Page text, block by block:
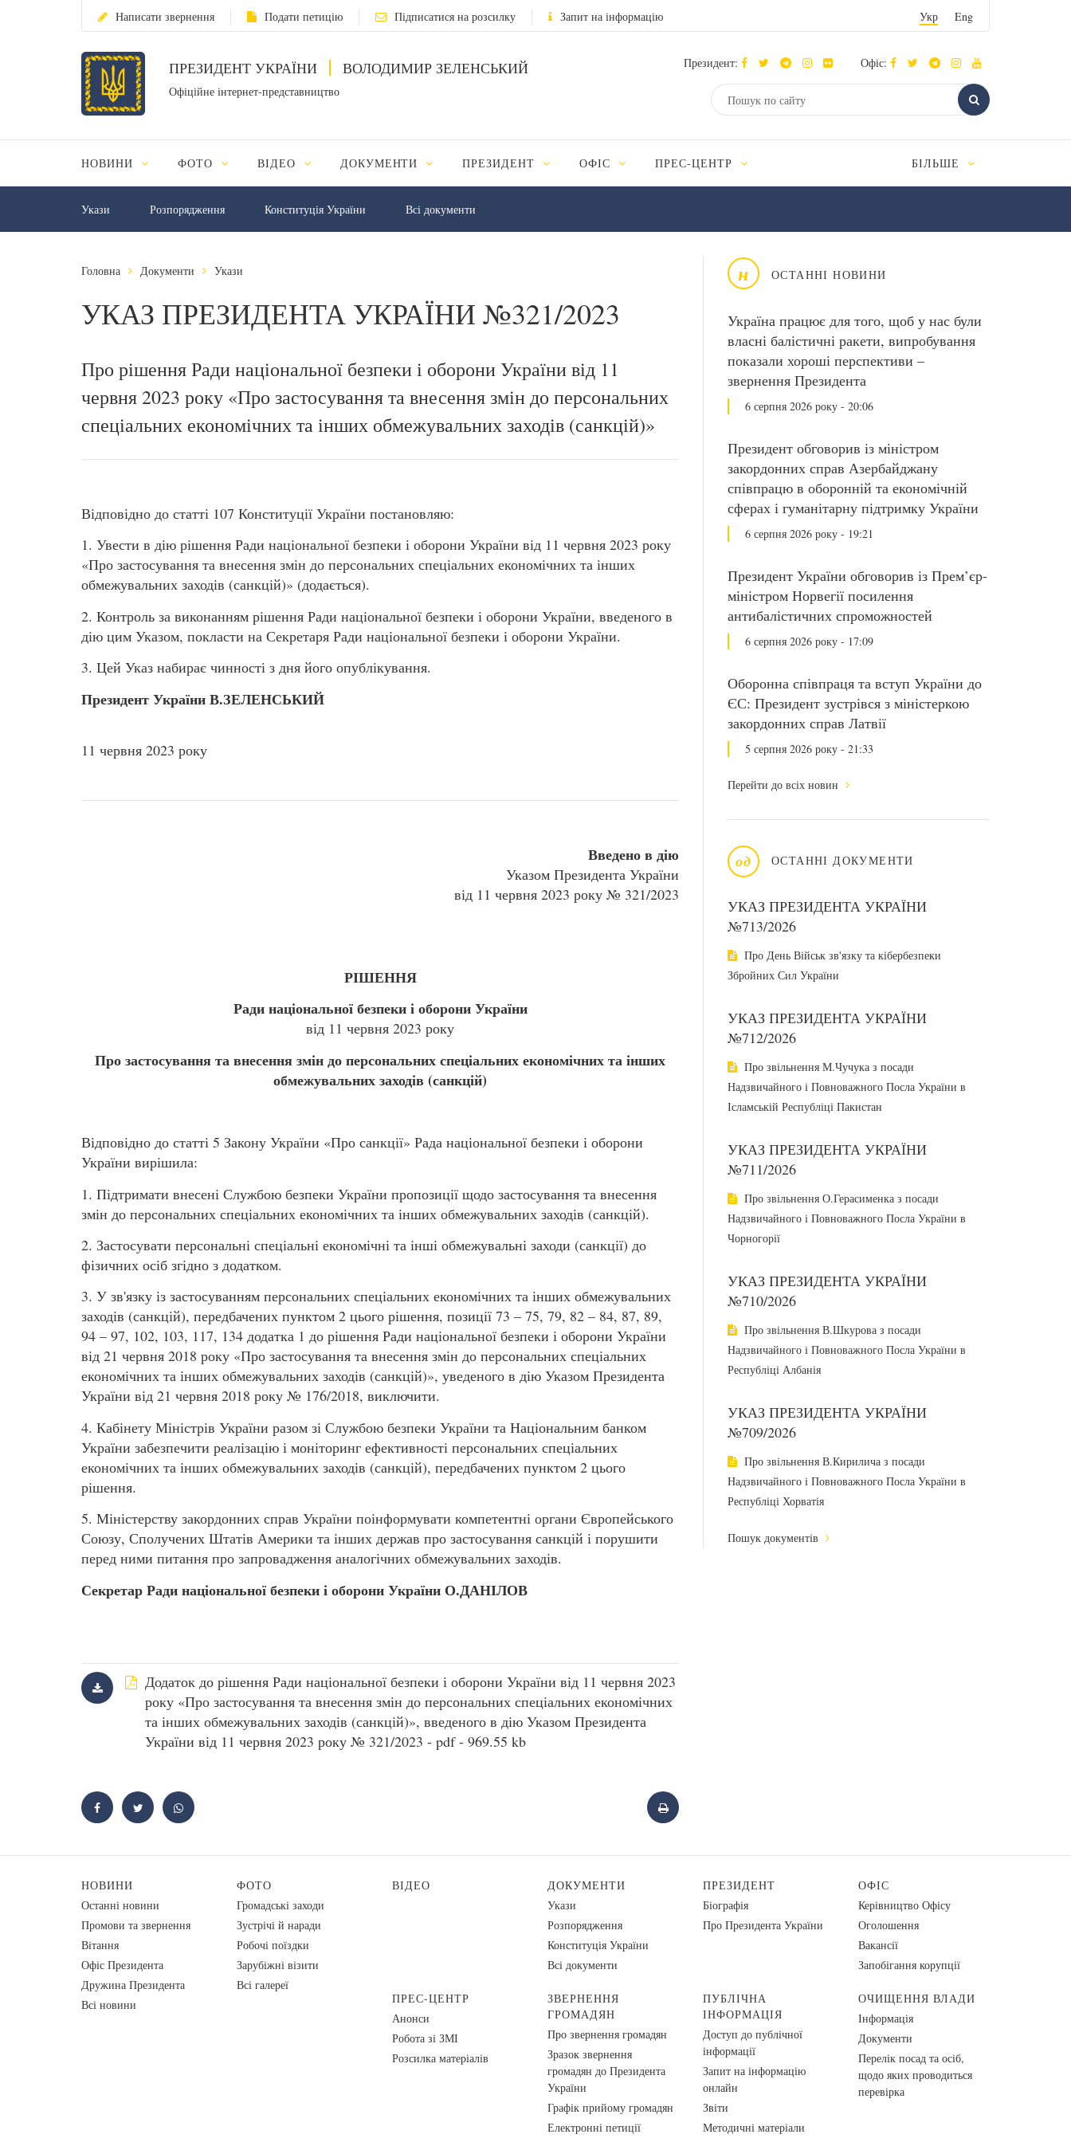
Написати звернення Подати петицію Підписатися на розсилку Запит на інформацію Укр Eng
ПРЕЗИДЕНТ УКРАЇНИ ВОЛОДИМИР ЗЕЛЕНСЬКИЙ
Офіційне інтернет-представництво
Президент: Офіс:
НОВИНИ ФОТО ВІДЕО ДОКУМЕНТИ ПРЕЗИДЕНТ ОФІС ПРЕС-ЦЕНТР БІЛЬШЕ
Укази Розпорядження Конституція України Всі документи
н ОСТАННІ НОВИНИ
Україна працює для того, щоб у нас були
власні балістичні ракети, випробування
показали хороші перспективи –
звернення Президента
6 серпня 2026 року - 20:06
Президент обговорив із міністром
закордонних справ Азербайджану
співпрацю в оборонній та економічній
сферах і гуманітарну підтримку України
6 серпня 2026 року - 19:21
Президент України обговорив із Прем’єр-
міністром Норвегії посилення
антибалістичних спроможностей
6 серпня 2026 року - 17:09
Оборонна співпраця та вступ України до
ЄС: Президент зустрівся з міністеркою
закордонних справ Латвії
5 серпня 2026 року - 21:33
Перейти до всіх новин
од ОСТАННІ ДОКУМЕНТИ
УКАЗ ПРЕЗИДЕНТА УКРАЇНИ
№713/2026
Про День Військ зв'язку та кібербезпеки
Збройних Сил України
УКАЗ ПРЕЗИДЕНТА УКРАЇНИ
№712/2026
Про звільнення М.Чучука з посади
Надзвичайного і Повноважного Посла України в
Ісламській Республіці Пакистан
УКАЗ ПРЕЗИДЕНТА УКРАЇНИ
№711/2026
Про звільнення О.Герасименка з посади
Надзвичайного і Повноважного Посла України в
Чорногорії
УКАЗ ПРЕЗИДЕНТА УКРАЇНИ
№710/2026
Про звільнення В.Шкурова з посади
Надзвичайного і Повноважного Посла України в
Республіці Албанія
УКАЗ ПРЕЗИДЕНТА УКРАЇНИ
№709/2026
Про звільнення В.Кирилича з посади
Надзвичайного і Повноважного Посла України в
Республіці Хорватія
Пошук документів
Головна Документи Укази
УКАЗ ПРЕЗИДЕНТА УКРАЇНИ №321/2023
Про рішення Ради національної безпеки і оборони України від 11
червня 2023 року «Про застосування та внесення змін до персональних
спеціальних економічних та інших обмежувальних заходів (санкцій)»
Відповідно до статті 107 Конституції України постановляю:
1. Увести в дію рішення Ради національної безпеки і оборони України від 11 червня 2023 року
«Про застосування та внесення змін до персональних спеціальних економічних та інших
обмежувальних заходів (санкцій)» (додається).
2. Контроль за виконанням рішення Ради національної безпеки і оборони України, введеного в
дію цим Указом, покласти на Секретаря Ради національної безпеки і оборони України.
3. Цей Указ набирає чинності з дня його опублікування.
Президент України В.ЗЕЛЕНСЬКИЙ
11 червня 2023 року
Введено в дію
Указом Президента України
від 11 червня 2023 року № 321/2023
РІШЕННЯ
Ради національної безпеки і оборони України
від 11 червня 2023 року
Про застосування та внесення змін до персональних спеціальних економічних та інших
обмежувальних заходів (санкцій)
Відповідно до статті 5 Закону України «Про санкції» Рада національної безпеки і оборони
України вирішила:
1. Підтримати внесені Службою безпеки України пропозиції щодо застосування та внесення
змін до персональних спеціальних економічних та інших обмежувальних заходів (санкцій).
2. Застосувати персональні спеціальні економічні та інші обмежувальні заходи (санкції) до
фізичних осіб згідно з додатком.
3. У зв'язку із застосуванням персональних спеціальних економічних та інших обмежувальних
заходів (санкцій), передбачених пунктом 2 цього рішення, позиції 73 – 75, 79, 82 – 84, 87, 89,
94 – 97, 102, 103, 117, 134 додатка 1 до рішення Ради національної безпеки і оборони України
від 21 червня 2018 року «Про застосування та внесення змін до персональних спеціальних
економічних та інших обмежувальних заходів (санкцій)», уведеного в дію Указом Президента
України від 21 червня 2018 року № 176/2018, виключити.
4. Кабінету Міністрів України разом зі Службою безпеки України та Національним банком
України забезпечити реалізацію і моніторинг ефективності персональних спеціальних
економічних та інших обмежувальних заходів (санкцій), передбачених пунктом 2 цього
рішення.
5. Міністерству закордонних справ України поінформувати компетентні органи Європейського
Союзу, Сполучених Штатів Америки та інших держав про застосування санкцій і порушити
перед ними питання про запровадження аналогічних обмежувальних заходів.
Секретар Ради національної безпеки і оборони України О.ДАНІЛОВ
Додаток до рішення Ради національної безпеки і оборони України від 11 червня 2023
року «Про застосування та внесення змін до персональних спеціальних економічних
та інших обмежувальних заходів (санкцій)», введеного в дію Указом Президента
України від 11 червня 2023 року № 321/2023 - pdf - 969.55 kb
НОВИНИ
Останні новини
Промови та звернення
Вiтання
Офіс Президента
Дружина Президента
Всі новини
ФОТО
Громадські заходи
Зустрічі й наради
Робочі поїздки
Зарубіжні візити
Всі галереї
ВІДЕО
ДОКУМЕНТИ
Укази
Розпорядження
Конституція України
Всі документи
ПРЕЗИДЕНТ
Біографія
Про Президента України
ОФІС
Керівництво Офісу
Оголошення
Вакансії
Запобігання корупції
ПРЕС-ЦЕНТР
Анонси
Робота зі ЗМІ
Розсилка матеріалів
ЗВЕРНЕННЯ
ГРОМАДЯН
Про звернення громадян
Зразок звернення
громадян до Президента
України
Графік прийому громадян
Електронні петиції
ПУБЛІЧНА
ІНФОРМАЦІЯ
Доступ до публічної
інформації
Запит на інформацію
онлайн
Звіти
Методичні матеріали
ОЧИЩЕННЯ ВЛАДИ
Інформація
Документи
Перелік посад та осіб,
щодо яких проводиться
перевірка